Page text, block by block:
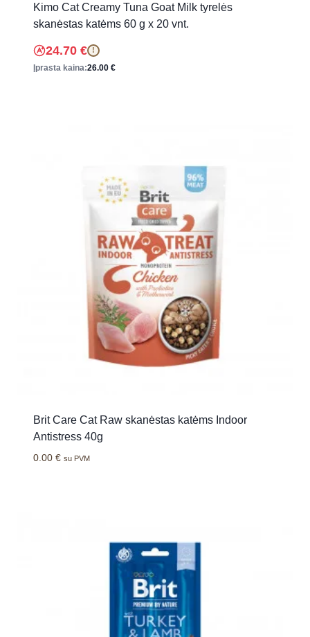
Kimo Cat Creamy Tuna Goat Milk tyrelės
skanėstas katėms 60 g x 20 vnt.
24.70 € !
Įprasta kaina:26.00 €
Brit Care Cat Raw skanėstas katėms Indoor
Antistress 40g
0.00 € su PVM